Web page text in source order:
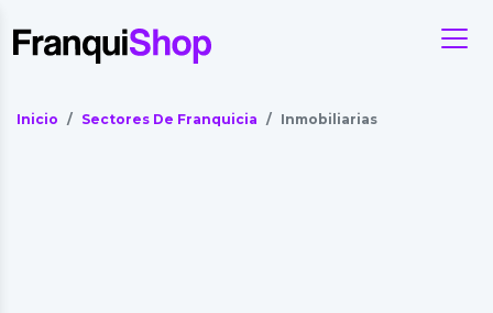
Inicio Sectores De Franquicia Inmobiliarias